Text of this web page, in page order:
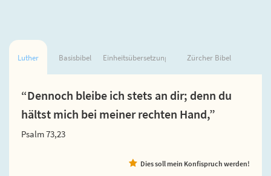
Luther Basisbibel Einheitsübersetzung Zürcher Bibel
“Dennoch bleibe ich stets an dir; denn du
hältst mich bei meiner rechten Hand,”
Psalm 73,23
Dies soll mein Konfispruch werden!